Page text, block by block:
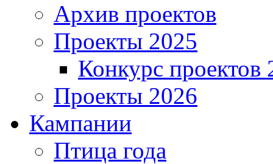
Архив проектов
Проекты 2025
Конкурс проектов
Проекты 2026
Кампании
Птица года